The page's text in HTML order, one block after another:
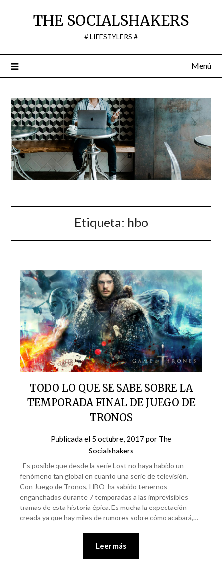
THE SOCIALSHAKERS
# LIFESTYLERS #
Menú
Etiqueta: hbo
TODO LO QUE SE SABE SOBRE LA
TEMPORADA FINAL DE JUEGO DE
TRONOS
Publicada el 5 octubre, 2017 por The
Socialshakers
Es posible que desde la serie Lost no haya habido un
fenómeno tan global en cuanto una serie de televisión.
Con Juego de Tronos, HBO ha sabido tenernos
enganchados durante 7 temporadas a las imprevisibles
tramas de esta historia épica. Es mucha la expectación
creada ya que hay miles de rumores sobre cómo acabará,…
Leer más